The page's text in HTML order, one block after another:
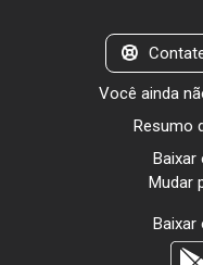
Você ainda
Resumo
Baixar
Mudar
Baixar